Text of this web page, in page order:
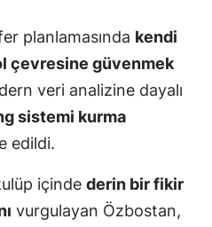
planlamasında kendi
çevresine güvenmek
veri analizine dayalı
sistemi kurma
edildi.
içinde derin bir fikir
vurgulayan Özbostan,